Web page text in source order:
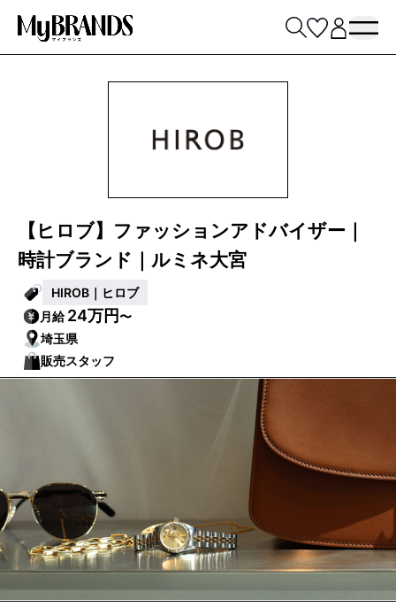
【ヒロブ】ファッションアドバイザー｜
時計ブランド｜ルミネ大宮
HIROB｜ヒロブ
月給24万円〜
埼玉県
販売スタッフ